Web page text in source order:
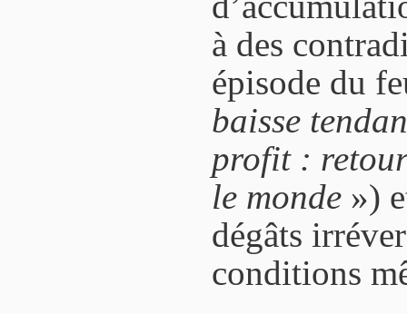
à des
épisode du
baisse
profit :
le monde »)
dégâts
conditions